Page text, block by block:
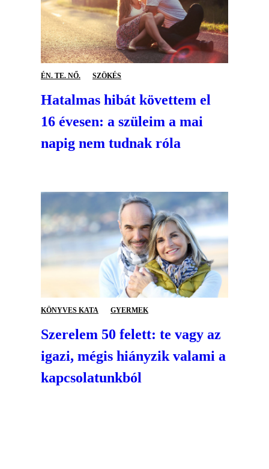
ÉN. TE. NŐ. SZÖKÉS
Hatalmas hibát követtem el
16 évesen: a szüleim a mai
napig nem tudnak róla
KÖNYVES KATA GYERMEK
Szerelem 50 felett: te vagy az
igazi, mégis hiányzik valami a
kapcsolatunkból